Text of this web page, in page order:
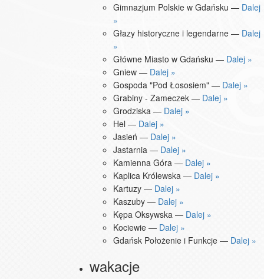
Gimnazjum Polskie w Gdańsku — Dalej
»
Głazy historyczne i legendarne — Dalej
»
Główne Miasto w Gdańsku — Dalej »
Gniew — Dalej »
Gospoda "Pod Łososiem" — Dalej »
Grabiny - Zameczek — Dalej »
Grodziska — Dalej »
Hel — Dalej »
Jasień — Dalej »
Jastarnia — Dalej »
Kamienna Góra — Dalej »
Kaplica Królewska — Dalej »
Kartuzy — Dalej »
Kaszuby — Dalej »
Kępa Oksywska — Dalej »
Kociewie — Dalej »
Gdańsk Położenie i Funkcje — Dalej »
wakacje